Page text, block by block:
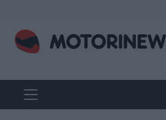
content
PRIMARY
MENU